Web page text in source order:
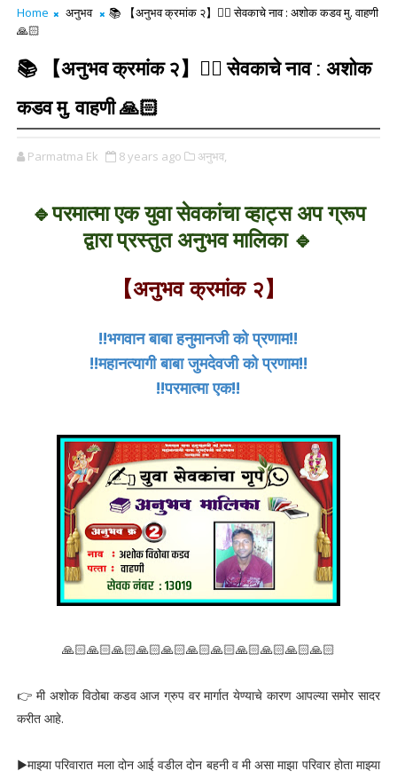
Home अनुभव
📚 【अनुभव क्रमांक २】✍🏻 सेवकाचे नाव : अशोक कडव मु. वाहणी
🙏🏻
📚 【अनुभव क्रमांक २】✍🏻 सेवकाचे नाव : अशोक
कडव मु. वाहणी 🙏🏻
Parmatma Ek 8 years ago अनुभव,
🔹परमात्मा एक युवा सेवकांचा व्हाट्स अप ग्रूप
द्वारा प्रस्तुत अनुभव मालिका 🔹
【अनुभव क्रमांक २】
!!भगवान बाबा हनुमानजी को प्रणाम!!
!!महानत्यागी बाबा जुमदेवजी को प्रणाम!!
!!परमात्मा एक!!
🙏🏻🙏🏻🙏🏻🙏🏻🙏🏻🙏🏻🙏🏻🙏🏻🙏🏻🙏🏻🙏🏻
👉 मी अशोक विठोबा कडव आज ग्रुप वर मार्गात येण्याचे कारण आपल्या समोर सादर
करीत आहे.
▶माझ्या परिवारात मला दोन आई वडील दोन बहनी व मी असा माझा परिवार होता माझ्या